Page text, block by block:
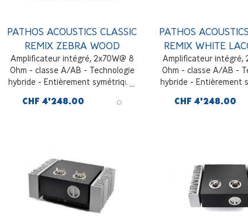
PATHOS ACOUSTICS CLASSIC
REMIX ZEBRA WOOD
Amplificateur intégré, 2x70W@ 8
Ohm - classe A/AB - Technologie
hybride - Entièrement symétrique,
XLR, Zebrawood
CHF 4'248.00
PATHOS
REMIX WHITE
Amplificateur intégré,
Ohm - classe A/AB -
hybride - Entièrement
XLR, laqué
CHF 4'248.00